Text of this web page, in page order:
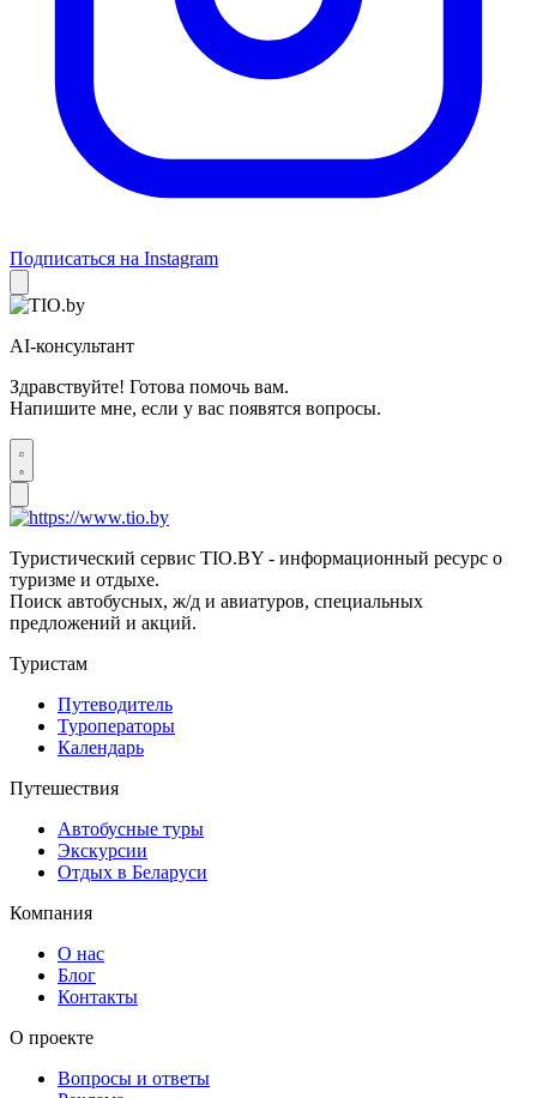
Подписаться на Instagram
AI-консультант
Здравствуйте! Готова помочь вам.
Напишите мне, если у вас появятся вопросы.
Туристический сервис TIO.BY - информационный ресурс о
туризме и отдыхе.
Поиск автобусных, ж/д и авиатуров, специальных
предложений и акций.
Туристам
Путеводитель
Туроператоры
Календарь
Путешествия
Автобусные туры
Экскурсии
Отдых в Беларуси
Компания
О нас
Блог
Контакты
О проекте
Вопросы и ответы